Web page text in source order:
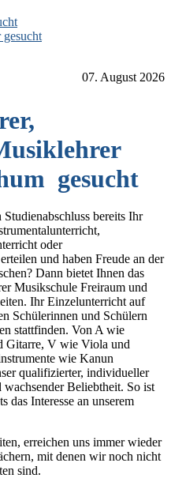
gesucht
07. August 2026
gesucht
bereits Ihr
oder
erteilen und haben Freude an der
Dann bietet Ihnen das
Musikschule Freiraum und
Ihr Einzelunterricht auf
Schülerinnen und Schülern
stattfinden. Von A wie
Gitarre, V wie Viola und
wie Kanun
qualifizierter, individueller
Beliebtheit. So ist
das Interesse an unserem
erreichen uns immer wieder
mit denen wir noch nicht
sind.